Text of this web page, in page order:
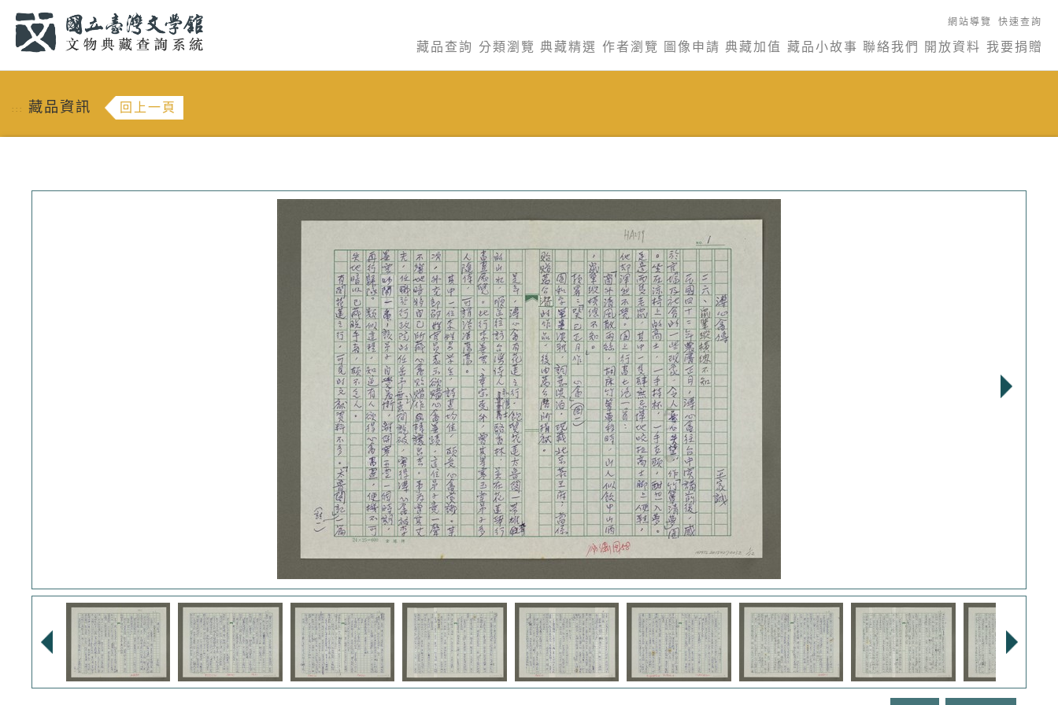
網站導覽 快速查詢
藏品查詢 分類瀏覽 典藏精選 作者瀏覽 圖像申請 典藏加值 藏品小故事 聯絡我們 開放資料 我要捐贈
::: 藏品資訊 回上一頁